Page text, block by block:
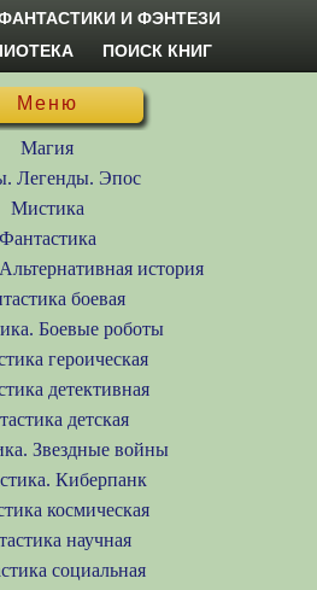
И ФЭНТЕЗИ
ПОИСК КНИГ
Меню
Магия
Легенды. Эпос
Мистика
Фантастика
история
боевая
Боевые роботы
героическая
детективная
детская
Звездные войны
Киберпанк
космическая
научная
социальная